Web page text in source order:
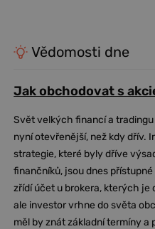
Vědomosti dne
Jak obchodovat s
Svět velkých financí a
nyní otevřenější, než kdy dřív.
strategie, které byly dříve
finančníků, jsou dnes přístupné
zřídí účet u brokera, kterých je
ale investor vrhne do světa
měl by znát základní termíny a